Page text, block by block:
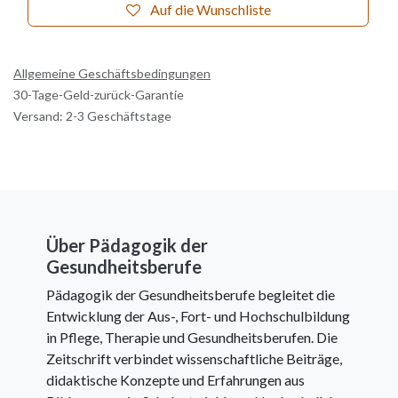
Auf die Wunschliste
Allgemeine Geschäftsbedingungen
30-Tage-Geld-zurück-Garantie
Versand: 2-3 Geschäftstage
Über Pädagogik der
Gesundheitsberufe
Pädagogik der Gesundheitsberufe begleitet die
Entwicklung der Aus-, Fort- und Hochschulbildung
in Pflege, Therapie und Gesundheitsberufen. Die
Zeitschrift verbindet wissenschaftliche Beiträge,
didaktische Konzepte und Erfahrungen aus